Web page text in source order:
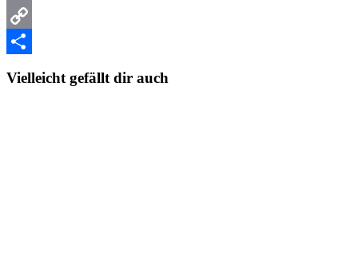
Email
Copy
Vielleicht gefällt dir auch